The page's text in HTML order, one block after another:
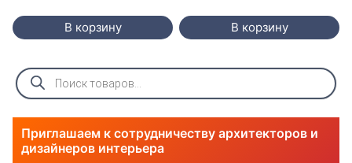
В корзину В корзину
Поиск
товаров
Приглашаем к сотрудничеству архитекторов и
дизайнеров интерьера